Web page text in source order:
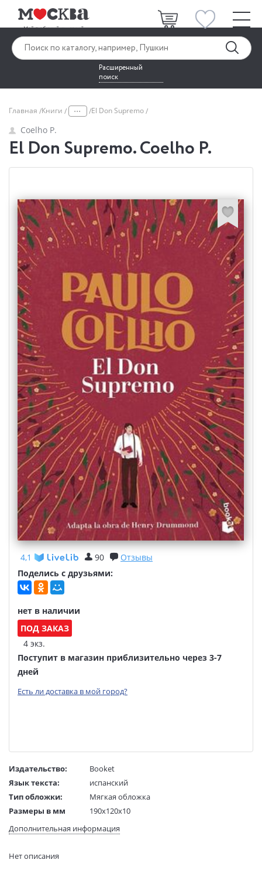
Расширенный
поиск
Главная Книги ... El Don Supremo
Coelho P.
El Don Supremo. Coelho P.
4,1 90
Отзывы
Поделись с друзьями:
нет в наличии
ПОД ЗАКАЗ
4 экз.
Поступит в магазин приблизительно через 3-7
дней
Есть ли доставка в мой город?
Издательство:
Booket
Язык текста:
испанский
Тип обложки:
Мягкая обложка
Размеры в мм
190x120x10
Вес:
70 гр.
Дополнительная информация
Нет описания